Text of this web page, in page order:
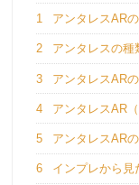
1 アンタレスAR
2 アンタレスの種
3 アンタレスAR
4 アンタレスAR
5 アンタレスAR
6 インプレから見